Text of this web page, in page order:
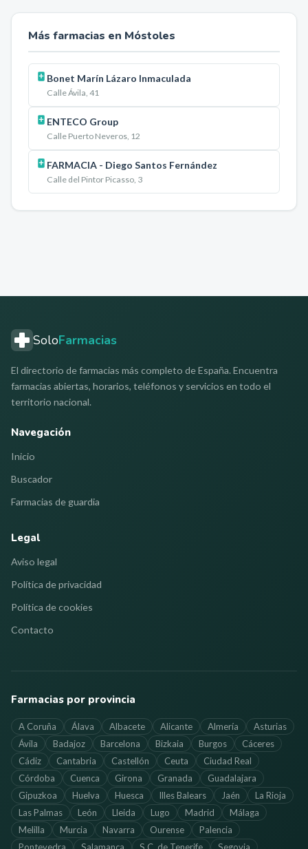
Más farmacias en Móstoles
Bonet Marín Lázaro Inmaculada
Calle Ávila, 41
ENTECO Group
Calle Puerto Neveros, 12
FARMACIA - Diego Santos Fernández
Calle del Pintor Picasso, 3
SoloFarmacias
El directorio de farmacias más completo de España. Encuentra
farmacias abiertas, horarios, teléfonos y servicios en todo el
territorio nacional.
Navegación
Inicio
Buscador
Farmacias de guardia
Legal
Aviso legal
Política de privacidad
Política de cookies
Contacto
Farmacias por provincia
A Coruña Álava Albacete Alicante Almería
Asturias
Ávila
Badajoz Barcelona Bizkaia Burgos
Cáceres
Cádiz
Cantabria Castellón Ceuta
Ciudad Real
Córdoba
Cuenca Girona Granada
Guadalajara
Gipuzkoa
Huelva Huesca Illes Balears Jaén
La Rioja
Las Palmas
León Lleida Lugo Madrid
Málaga
Melilla
Murcia Navarra Ourense
Palencia